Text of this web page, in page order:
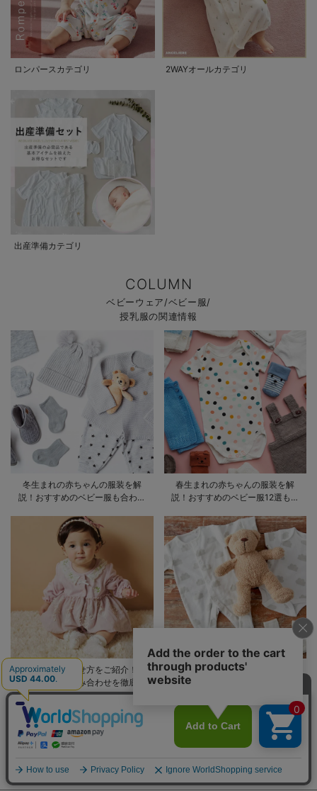
ロンパースカテゴリ 2WAYオールカテゴリ
出産準備カテゴリ
COLUMN
ベビーウェア/ベビー服/
授乳服の関連情報
冬生まれの赤ちゃんの服装を解
説！おすすめのベビー服も合わせ
春生まれの赤ちゃんの服装を解
説！おすすめのベビー服12選も合
ロンパースの着せ方をご紹介！手
順や季節別の組み合わせを徹底解
説
ロンパースとカバーオールの違い
とは？それぞれ特徴やおすすめ商
ベビーに関する
記事一覧はこちら